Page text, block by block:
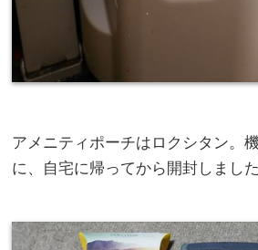
アメニティポーチはロクシタン。
に、自宅に帰ってから開封しました